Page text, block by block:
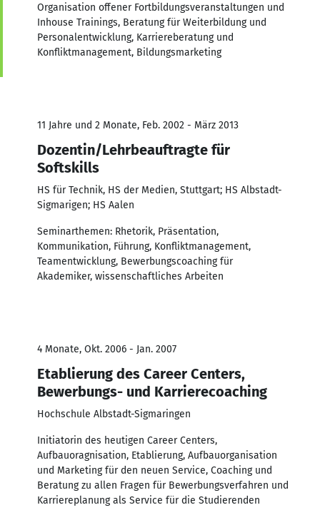
Organisation offener Fortbildungsveranstaltungen und
Inhouse Trainings, Beratung für Weiterbildung und
Personalentwicklung, Karriereberatung und
Konfliktmanagement, Bildungsmarketing
11 Jahre und 2 Monate, Feb. 2002 - März 2013
Dozentin/Lehrbeauftragte für
Softskills
HS für Technik, HS der Medien, Stuttgart; HS Albstadt-
Sigmarigen; HS Aalen
Seminarthemen: Rhetorik, Präsentation,
Kommunikation, Führung, Konfliktmanagement,
Teamentwicklung, Bewerbungscoaching für
Akademiker, wissenschaftliches Arbeiten
4 Monate, Okt. 2006 - Jan. 2007
Etablierung des Career Centers,
Bewerbungs- und Karrierecoaching
Hochschule Albstadt-Sigmaringen
Initiatorin des heutigen Career Centers,
Aufbauoragnisation, Etablierung, Aufbauorganisation
und Marketing für den neuen Service, Coaching und
Beratung zu allen Fragen für Bewerbungsverfahren und
Karriereplanung als Service für die Studierenden